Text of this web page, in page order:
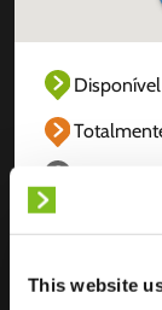
This website
Disponível